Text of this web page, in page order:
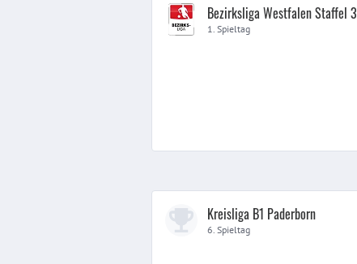
Bezirksliga Westfalen Staffel 3
1. Spieltag
Kreisliga B1 Paderborn
6. Spieltag